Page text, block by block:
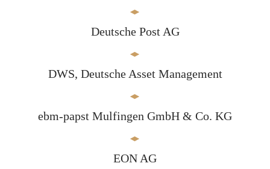
Deutsche Post AG
DWS, Deutsche Asset Management
ebm-papst Mulfingen GmbH & Co. KG
EON AG